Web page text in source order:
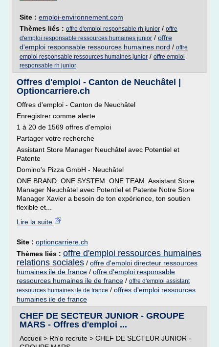
Site : emploi-environnement.com
Thèmes liés : offre d'emploi responsable rh junior / offre
d'emploi responsable ressources humaines junior / offre
d'emploi responsable ressources humaines nord / offre
emploi responsable ressources humaines junior / offre emploi
responsable rh junior
Offres d'emploi - Canton de Neuchâtel |
Optioncarriere.ch
Offres d'emploi - Canton de Neuchâtel
Enregistrer comme alerte
1 à 20 de 1569 offres d'emploi
Partager votre recherche
Assistant Store Manager Neuchâtel avec Potentiel et
Patente
Domino's Pizza GmbH - Neuchâtel
ONE BRAND. ONE SYSTEM. ONE TEAM. Assistant Store
Manager Neuchâtel avec Potentiel et Patente Notre Store
Manager Xavier a besoin de ton expérience, ton soutien
flexible et...
Lire la suite
Site : optioncarriere.ch
Thèmes liés : offre d'emploi ressources humaines
relations sociales / offre d'emploi directeur ressources
humaines ile de france / offre d'emploi responsable
ressources humaines ile de france / offre d'emploi assistant
ressources humaines ile de france / offres d'emploi ressources
humaines ile de france
CHEF DE SECTEUR JUNIOR - GROUPE
MARS - Offres d'emploi ...
Accueil > Rh'o recrute > CHEF DE SECTEUR JUNIOR -